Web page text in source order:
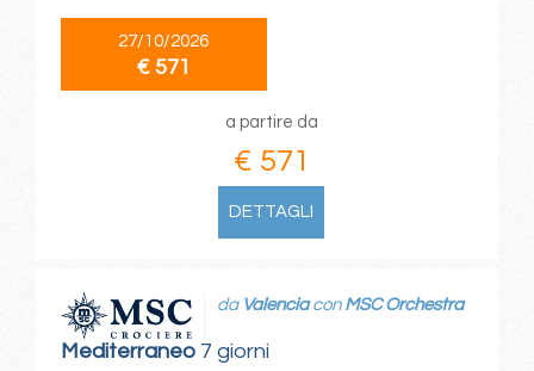
27/10/2026
€ 571
a partire da
€ 571
DETTAGLI
Mediterraneo7 giorni
da Valenciacon MSC Orchestra